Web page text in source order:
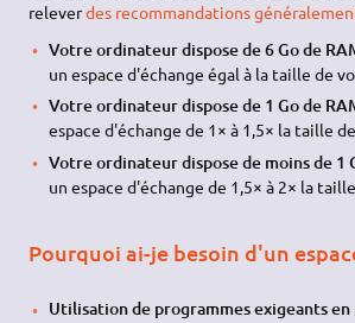
releverdes recommandations
Votre ordinateur dispose de 6 Go de
un espace d'échange égal à la taille de
Votre ordinateur dispose de 1 Go de
espace d'échange de 1× à 1,5× la taille
Votre ordinateur dispose de moins de 1
un espace d'échange de 1,5× à 2× la
Pourquoi ai-je besoin d'un
Utilisation de programmes exigeants en